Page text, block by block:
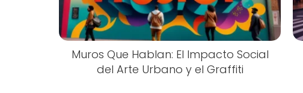
Muros Que Hablan: El Impacto Social
del Arte Urbano y el Graffiti